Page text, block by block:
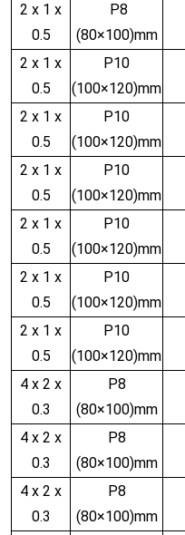
2 x 1 x
0.5
P8
(80×100)mm
2 x 1 x
0.5
P10
(100×120)mm
2 x 1 x
0.5
P10
(100×120)mm
2 x 1 x
0.5
P10
(100×120)mm
2 x 1 x
0.5
P10
(100×120)mm
2 x 1 x
0.5
P10
(100×120)mm
2 x 1 x
0.5
P10
(100×120)mm
4 x 2 x
0.3
P8
(80×100)mm
4 x 2 x
0.3
P8
(80×100)mm
4 x 2 x
0.3
P8
(80×100)mm